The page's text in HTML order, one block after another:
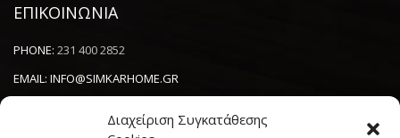
Διαχείριση Συγκατάθεσης
ΕΠΙΚΟΙΝΩΝΙΑ
PHONE: 231 400 2852
EMAIL: INFO@SIMKARHOME.GR